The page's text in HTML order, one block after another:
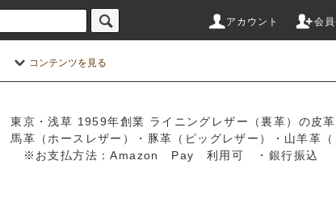
アカウント 会
コンテンツを見る
東京・浅草 1959年創業 ライニングレザー（裏革）の皮
馬革（ホースレザー）・豚革（ピッグレザー）・山羊革
※お支払方法：Amazon Pay 利用可 ・銀行振込